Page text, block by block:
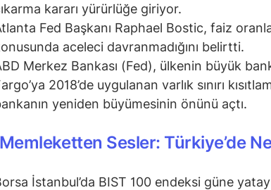
kararı yürürlüğe giriyor.
Fed Başkanı Raphael Bostic, faiz
aceleci davranmadığını belirtti.
Merkez Bankası (Fed), ülkenin büyük
2018’de uygulanan varlık sınırı
yeniden büyümesinin önünü açtı.
Memleketten Sesler: Türkiye’de
İstanbul’da BIST 100 endeksi güne